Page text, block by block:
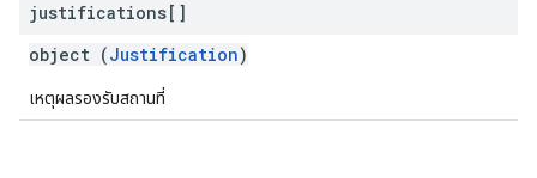
justifications[]
object (Justification)
เหตุผลรองรับสถานที่